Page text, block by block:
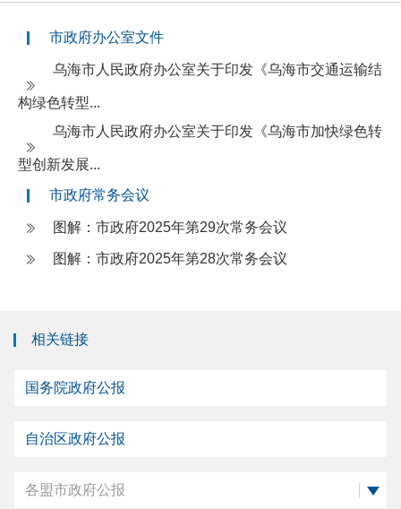
市政府办公室文件
乌海市人民政府办公室关于印发《乌海市交通运输结
构绿色转型...
乌海市人民政府办公室关于印发《乌海市加快绿色转
型创新发展...
市政府常务会议
图解：市政府2025年第29次常务会议
图解：市政府2025年第28次常务会议
相关链接
国务院政府公报
自治区政府公报
各盟市政府公报